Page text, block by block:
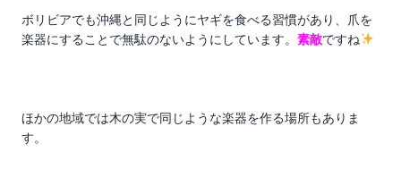
ボリビアでも沖縄と同じようにヤギを食べる習慣があり、爪を
楽器にすることで無駄のないようにしています。 素敵ですね
ほかの地域では木の実で同じような楽器を作る場所もありま
す。